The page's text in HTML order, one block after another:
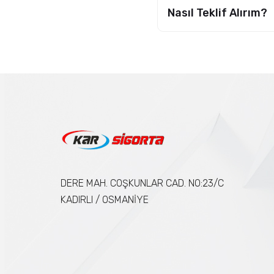
Nasıl Teklif Alırım?
DERE MAH. COŞKUNLAR CAD. NO:23/C
KADIRLI / OSMANİYE